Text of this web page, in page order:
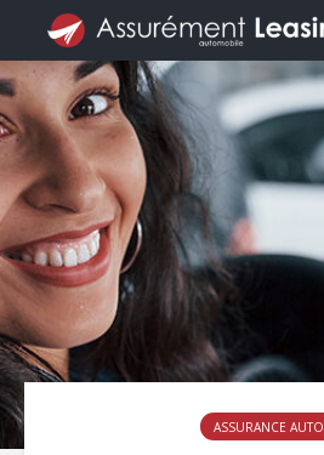
ASSURANCE AUTO